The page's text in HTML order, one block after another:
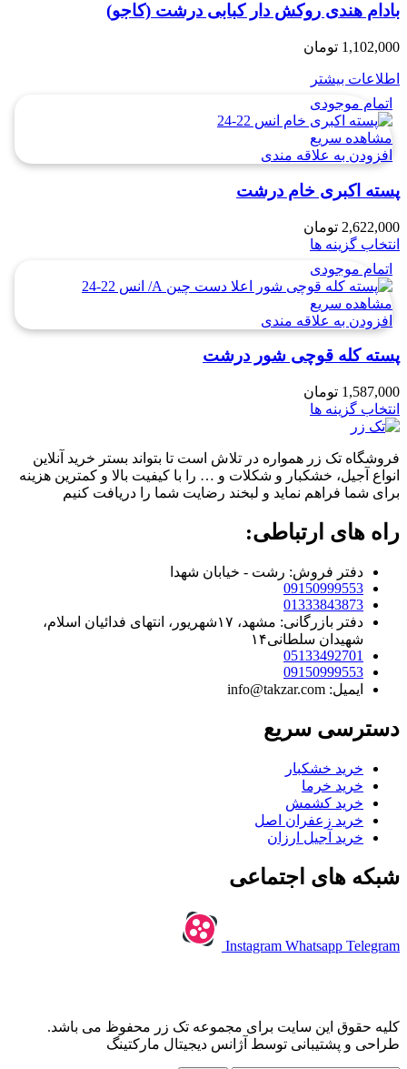
بادام هندی روکش دار کبابی درشت (کاجو)
1,102,000 تومان
اطلاعات بیشتر
اتمام موجودی
مشاهده سریع
افزودن به علاقه مندی
پسته اکبری خام درشت
2,622,000 تومان
انتخاب گزینه ها
اتمام موجودی
مشاهده سریع
افزودن به علاقه مندی
پسته کله قوچی شور درشت
1,587,000 تومان
انتخاب گزینه ها
فروشگاه تک زر همواره در تلاش است تا بتواند بستر خرید آنلاین
انواع آجیل، خشکبار و شکلات و … را با کیفیت بالا و کمترین هزینه
برای شما فراهم نماید و لبخند رضایت شما را دریافت کنیم
راه های ارتباطی:
دفتر فروش: رشت - خیابان شهدا
09150999553
01333843873
دفتر بازرگانی: مشهد، ۱۷شهریور، انتهای فدائیان اسلام،
شهیدان سلطانی۱۴
05133492701
09150999553
ایمیل: info@takzar.com
دسترسی سریع
خرید خشکبار
خرید خرما
خرید کشمش
خرید زعفران اصل
خرید آجیل ارزان
شبکه های اجتماعی
Instagram Whatsapp Telegram
کلیه حقوق این سایت برای مجموعه تک زر محفوظ می باشد.
طراحی و پشتیبانی توسط آژانس دیجیتال مارکتینگ